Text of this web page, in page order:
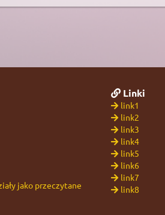
jako przeczytane
Linki
link1
link2
link3
link4
link5
link6
link7
link8